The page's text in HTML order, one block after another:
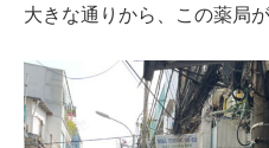
大きな通りから、この薬局